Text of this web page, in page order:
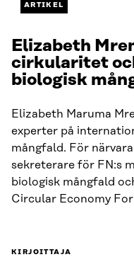
ARTIKEL
Elizabeth
cirkularitet
biologisk
Elizabeth Maruma
experter på
mångfald. För
sekreterare för FN:s
biologisk mångfald
Circular Economy
KIRJOITTAJA